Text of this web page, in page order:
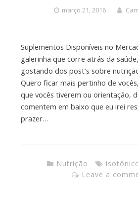
março 21, 2016
Suplementos Disponíveis no
galerinha que corre atrás da
gostando dos post’s sobre
Quero ficar mais pertinho de
que vocês tiverem ou orientação,
comentem em baixo que eu irei
prazer…
Nutrição
Leave a